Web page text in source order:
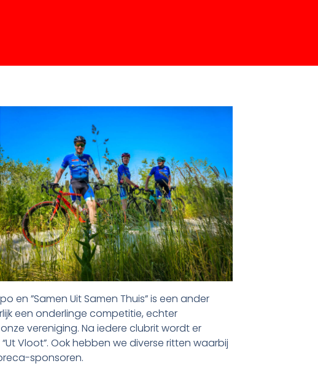
”Samen Uit Samen Thuis” is een ander
een onderlinge competitie, echter
vereniging. Na iedere clubrit wordt er
Vloot”. Ook hebben we diverse ritten waarbij
sponsoren.